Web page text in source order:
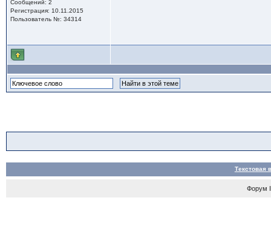
Сообщений: 2
Регистрация: 10.11.2015
Пользователь №: 34314
Текстовая
Форум